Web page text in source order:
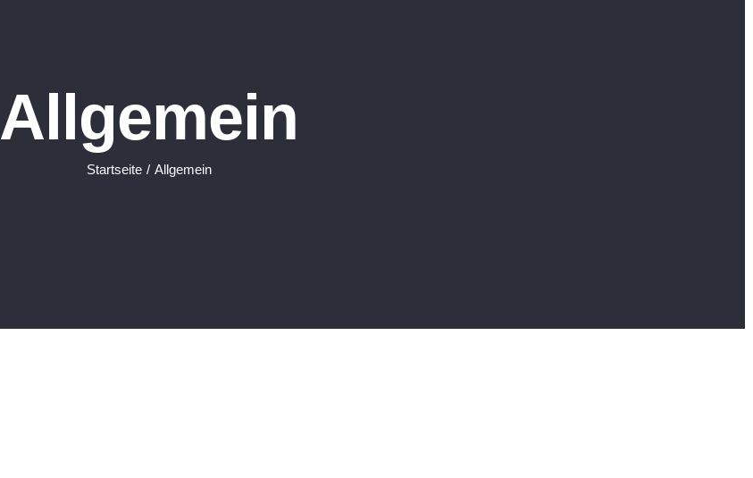
Allgemein
Startseite / Allgemein